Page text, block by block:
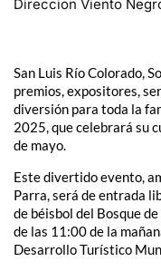
Direccion Viento
San Luis Río Colorado,
premios, expositores,
diversión para toda la
2025, que celebrará su
de mayo.
Este divertido evento,
Parra, será de entrada
de béisbol del Bosque
de las 11:00 de la
Desarrollo Turístico